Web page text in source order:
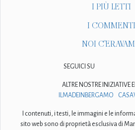
I PIÙ LETTI
I COMMENTI
NOI
SEGUICI SU
ALTRE NOSTRE INIZIATIVE
ILMADEINBERGAMO
I contenuti, i testi, le immagini e le
sito web sono di proprietà esclusiva di